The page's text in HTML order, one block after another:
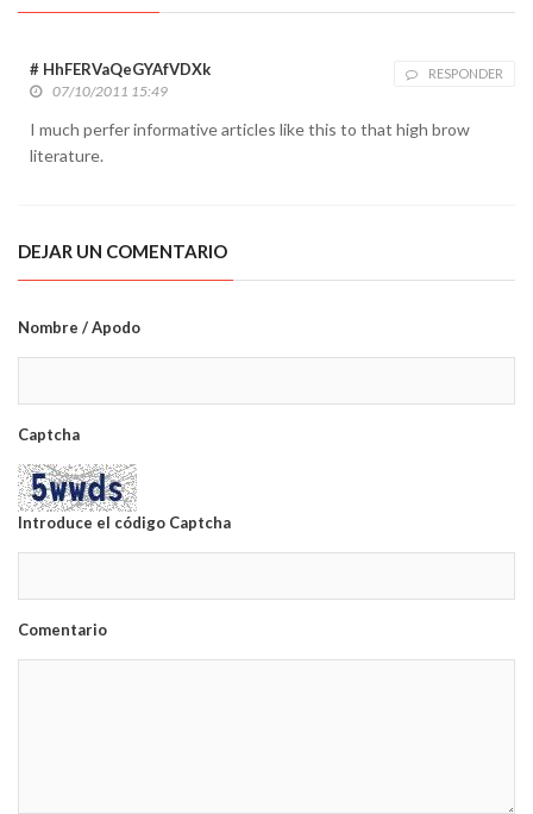
# HhFERVaQeGYAfVDXk RESPONDER
07/10/2011 15:49
I much perfer informative articles like this to that high brow
literature.
DEJAR UN COMENTARIO
Nombre / Apodo
Captcha
Introduce el código Captcha
Comentario